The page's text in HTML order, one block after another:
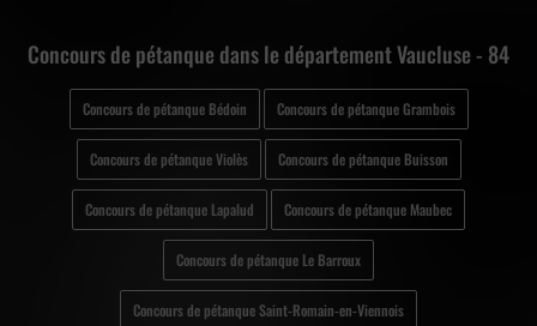
Concours de pétanque dans le département Vaucluse - 84
Concours de pétanque Bédoin Concours de pétanque Grambois
Concours de pétanque Violès Concours de pétanque Buisson
Concours de pétanque Lapalud Concours de pétanque Maubec
Concours de pétanque Le Barroux
Concours de pétanque Saint-Romain-en-Viennois